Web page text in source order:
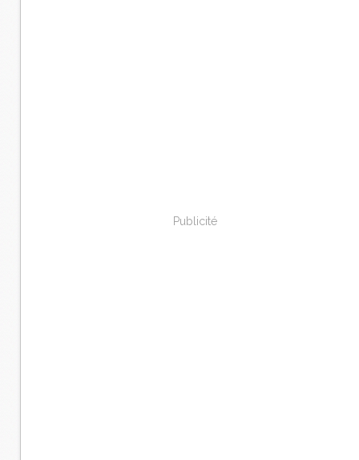
Publicité